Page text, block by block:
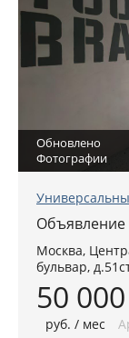
Обновлено
Фотографии
Объявление
Москва,
бульвар,
50 000
руб. / мес